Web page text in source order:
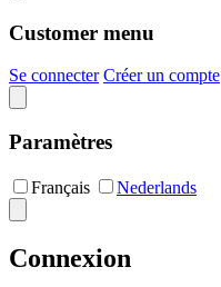
Customer menu
Se connecter Créer un compte
Paramètres
Français Nederlands
Connexion